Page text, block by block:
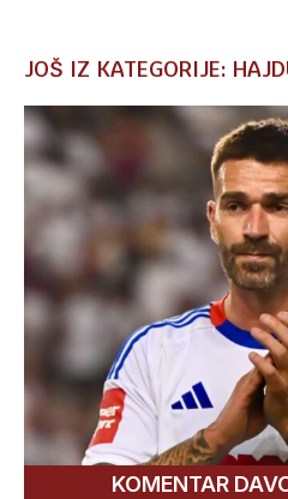
JOŠ IZ KATEGORIJE:
KOMENTAR